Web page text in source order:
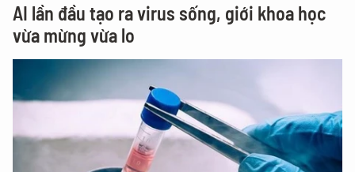
AI lần đầu tạo ra virus sống, giới khoa học
vừa mừng vừa lo